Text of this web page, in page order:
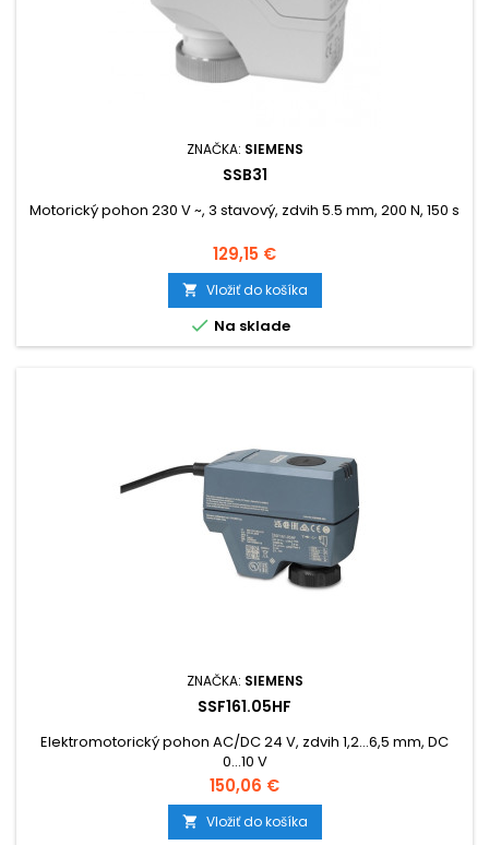
ZNAČKA: SIEMENS
SSB31
Motorický pohon 230 V ~, 3 stavový, zdvih 5.5 mm, 200 N, 150 s
Cena
129,15 €
 Vložiť do košíka
 Na sklade
ZNAČKA: SIEMENS
SSF161.05HF
Elektromotorický pohon AC/DC 24 V, zdvih 1,2...6,5 mm, DC
0...10 V
Cena
150,06 €
 Vložiť do košíka